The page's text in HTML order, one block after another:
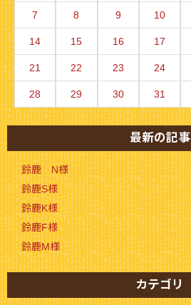
7 8 9 10
14 15 16 17
21 22 23 24
28 29 30 31
最新の記事
鈴鹿 N様
鈴鹿S様
鈴鹿K様
鈴鹿F様
鈴鹿M様
カテゴリ